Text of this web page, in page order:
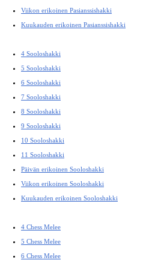
Viikon erikoinen Pasianssishakki
Kuukauden erikoinen Pasianssishakki
4 Sooloshakki
5 Sooloshakki
6 Sooloshakki
7 Sooloshakki
8 Sooloshakki
9 Sooloshakki
10 Sooloshakki
11 Sooloshakki
Päivän erikoinen Sooloshakki
Viikon erikoinen Sooloshakki
Kuukauden erikoinen Sooloshakki
4 Chess Melee
5 Chess Melee
6 Chess Melee